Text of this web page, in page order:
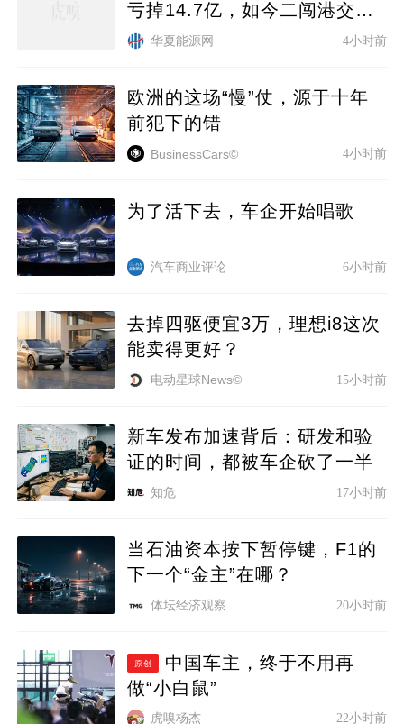
亏掉14.7亿，如今二闯港交所
融资救命
华夏能源网 4小时前
欧洲的这场“慢”仗，源于十年
前犯下的错
BusinessCars© 4小时前
为了活下去，车企开始唱歌
汽车商业评论 6小时前
去掉四驱便宜3万，理想i8这次
能卖得更好？
电动星球News© 15小时前
新车发布加速背后：研发和验
证的时间，都被车企砍了一半
知危 17小时前
当石油资本按下暂停键，F1的
下一个“金主”在哪？
体坛经济观察 20小时前
原创
做“小白鼠”
虎嗅杨杰 22小时前